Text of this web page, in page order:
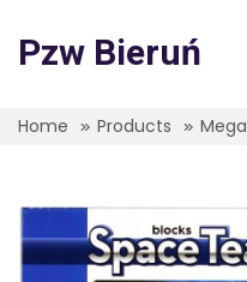
content
Pzw Bieruń
Home Products